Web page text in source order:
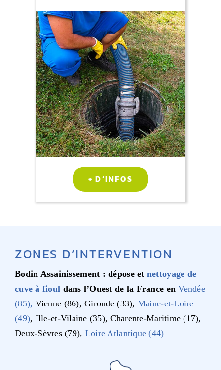
+ D’INFOS
ZONES D’INTERVENTION
Bodin Assainissement : dépose et nettoyage de
cuve à fioul dans l’Ouest de la France enVendée
(85), Vienne (86), Gironde (33), Maine-et-Loire
(49), Ille-et-Vilaine (35), Charente-Maritime (17),
Deux-Sèvres (79), Loire Atlantique (44)